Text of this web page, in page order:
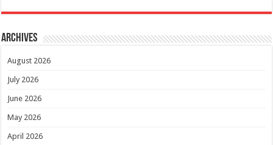
Archives
August 2026
July 2026
June 2026
May 2026
April 2026